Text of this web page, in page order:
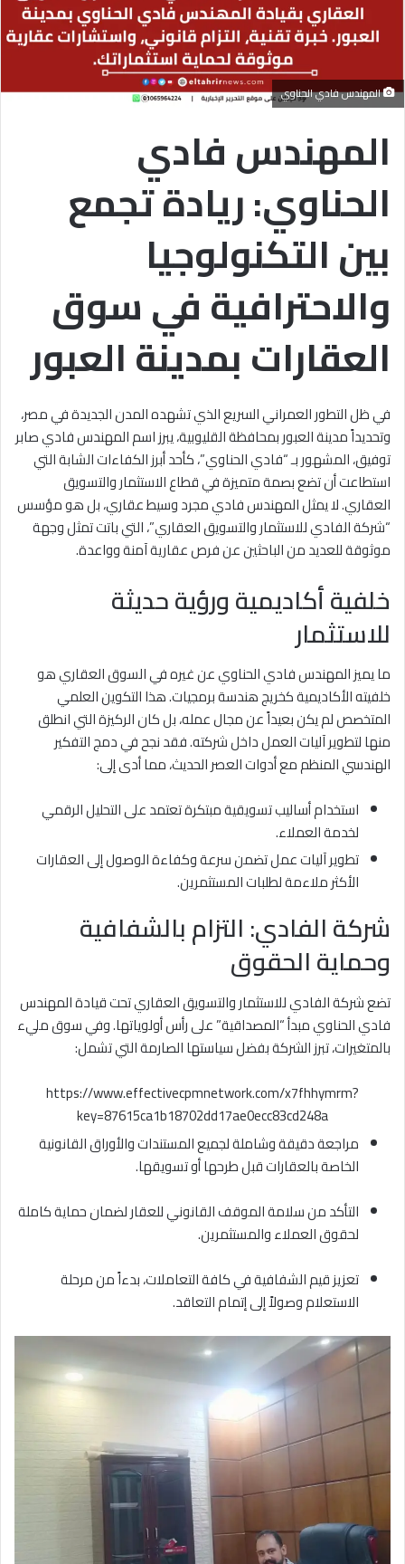
المهندس فادي الحناوي
المهندس فادي
الحناوي: ريادة تجمع
بين التكنولوجيا
والاحترافية في سوق
العقارات بمدينة العبور
في ظل التطور العمراني السريع الذي تشهده المدن الجديدة في مصر،
وتحديداً مدينة العبور بمحافظة القليوبية، يبرز اسم المهندس فادي صابر
توفيق، المشهور بـ “فادي الحناوي”، كأحد أبرز الكفاءات الشابة التي
استطاعت أن تضع بصمة متميزة في قطاع الاستثمار والتسويق
العقاري. لا يمثل المهندس فادي مجرد وسيط عقاري، بل هو مؤسس
“شركة الفادي للاستثمار والتسويق العقاري”، التي باتت تمثل وجهة
موثوقة للعديد من الباحثين عن فرص عقارية آمنة وواعدة.
خلفية أكاديمية ورؤية حديثة
للاستثمار
ما يميز المهندس فادي الحناوي عن غيره في السوق العقاري هو
خلفيته الأكاديمية كخريج هندسة برمجيات. هذا التكوين العلمي
المتخصص لم يكن بعيداً عن مجال عمله، بل كان الركيزة التي انطلق
منها لتطوير آليات العمل داخل شركته. فقد نجح في دمج التفكير
الهندسي المنظم مع أدوات العصر الحديث، مما أدى إلى:
استخدام أساليب تسويقية مبتكرة تعتمد على التحليل الرقمي
لخدمة العملاء.
تطوير آليات عمل تضمن سرعة وكفاءة الوصول إلى العقارات
الأكثر ملاءمة لطلبات المستثمرين.
شركة الفادي: التزام بالشفافية
وحماية الحقوق
تضع شركة الفادي للاستثمار والتسويق العقاري تحت قيادة المهندس
فادي الحناوي مبدأ “المصداقية” على رأس أولوياتها. وفي سوق مليء
بالمتغيرات، تبرز الشركة بفضل سياستها الصارمة التي تشمل:
https://www.effectivecpmnetwork.com/x7fhhymrm?
key=87615ca1b18702dd17ae0ecc83cd248a
مراجعة دقيقة وشاملة لجميع المستندات والأوراق القانونية
الخاصة بالعقارات قبل طرحها أو تسويقها.
التأكد من سلامة الموقف القانوني للعقار لضمان حماية كاملة
لحقوق العملاء والمستثمرين.
تعزيز قيم الشفافية في كافة التعاملات، بدءاً من مرحلة
الاستعلام وصولاً إلى إتمام التعاقد.